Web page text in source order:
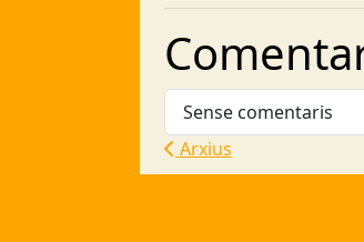
Sense comentaris
Arxius